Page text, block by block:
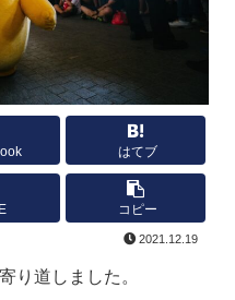
はてブ
コピー
2021.12.19
り道しました。